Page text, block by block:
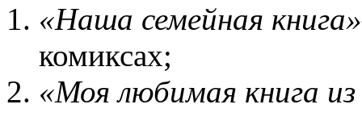
«Наша семейная книга»
комиксах;
«Моя любимая книга